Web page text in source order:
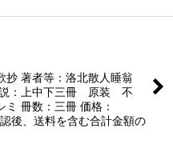
抄 著者等：洛北散人睡翁
説：上中下三冊 原装 不
冊数：三冊 価格：
後、送料を含む合計金額の